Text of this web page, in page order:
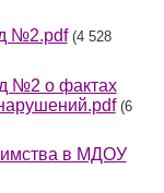
№2.pdf (4 528
№2 о фактах
(6
в МДОУ